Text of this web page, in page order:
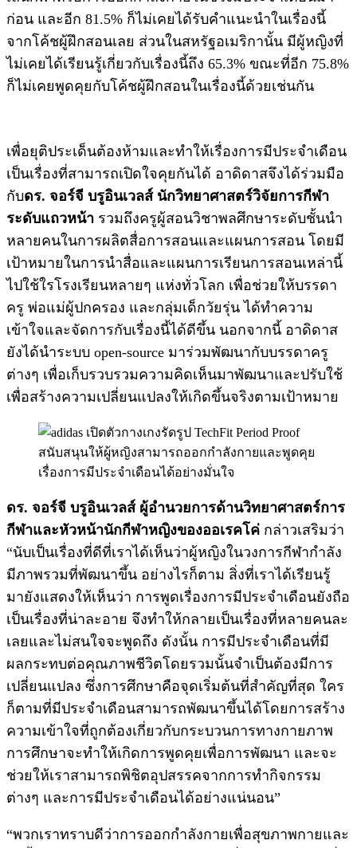
ก่อน และอีก 81.5% ก็ไม่เคยได้รับคำแนะนำในเรื่องนี้
จากโค้ชผู้ฝึกสอนเลย ส่วนในสหรัฐอเมริกานั้น มีผู้หญิงที่
ไม่เคยได้เรียนรู้เกี่ยวกับเรื่องนี้ถึง 65.3% ขณะที่อีก 75.8%
ก็ไม่เคยพูดคุยกับโค้ชผู้ฝึกสอนในเรื่องนี้ด้วยเช่นกัน
เพื่อยุติประเด็นต้องห้ามและทำให้เรื่องการมีประจำเดือน
เป็นเรื่องที่สามารถเปิดใจคุยกันได้ อาดิดาสจึงได้ร่วมมือ
กับดร. จอร์จี บรูอินเวลส์ นักวิทยาศาสตร์วิจัยการกีฬา
ระดับแถวหน้า รวมถึงครูผู้สอนวิชาพลศึกษาระดับชั้นนำ
หลายคนในการผลิตสื่อการสอนและแผนการสอน โดยมี
เป้าหมายในการนำสื่อและแผนการเรียนการสอนเหล่านี้
ไปใช้ใรโรงเรียนหลายๆ แห่งทั่วโลก เพื่อช่วยให้บรรดา
ครู พ่อแม่ผู้ปกครอง และกลุ่มเด็กวัยรุ่น ได้ทำความ
เข้าใจและจัดการกับเรื่องนี้ได้ดีขึ้น นอกจากนี้ อาดิดาส
ยังได้นำระบบ open-source มาร่วมพัฒนากับบรรดาครู
ต่างๆ เพื่อเก็บรวบรวมความคิดเห็นมาพัฒนาและปรับใช้
เพื่อสร้างความเปลี่ยนแปลงให้เกิดขึ้นจริงตามเป้าหมาย
ดร. จอร์จี บรูอินเวลส์ ผู้อำนวยการด้านวิทยาศาสตร์การ
กีฬาและหัวหน้านักกีฬาหญิงของออเรคโค่ กล่าวเสริมว่า
“นับเป็นเรื่องที่ดีที่เราได้เห็นว่าผู้หญิงในวงการกีฬากำลัง
มีภาพรวมที่พัฒนาขึ้น อย่างไรก็ตาม สิ่งที่เราได้เรียนรู้
มายังแสดงให้เห็นว่า การพูดเรื่องการมีประจำเดือนยังถือ
เป็นเรื่องที่น่าละอาย จึงทำให้กลายเป็นเรื่องที่หลายคนละ
เลยและไม่สนใจจะพูดถึง ดังนั้น การมีประจำเดือนที่มี
ผลกระทบต่อคุณภาพชีวิตโดยรวมนั้นจำเป็นต้องมีการ
เปลี่ยนแปลง ซึ่งการศึกษาคือจุดเริ่มต้นที่สำคัญที่สุด ใคร
ก็ตามที่มีประจำเดือนสามารถพัฒนาขึ้นได้โดยการสร้าง
ความเข้าใจที่ถูกต้องเกี่ยวกับกระบวนการทางกายภาพ
การศึกษาจะทำให้เกิดการพูดคุยเพื่อการพัฒนา และจะ
ช่วยให้เราสามารถพิชิตอุปสรรคจากการทำกิจกรรม
ต่างๆ และการมีประจำเดือนได้อย่างแน่นอน”
“พวกเราทราบดีว่าการออกกำลังกายเพื่อสุขภาพกายและ